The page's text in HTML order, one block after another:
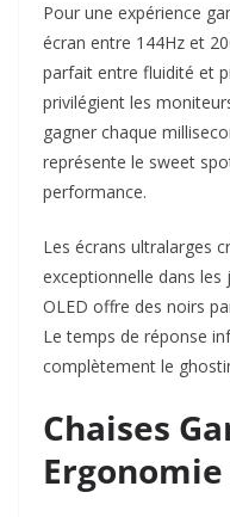
Pour une expérience
écran entre 144Hz et
parfait entre fluidité et
privilégient les
gagner chaque
représente le sweet
performance.​
Les écrans ultralarges
exceptionnelle dans les
OLED offre des noirs
Le temps de réponse
complètement le
Chaises